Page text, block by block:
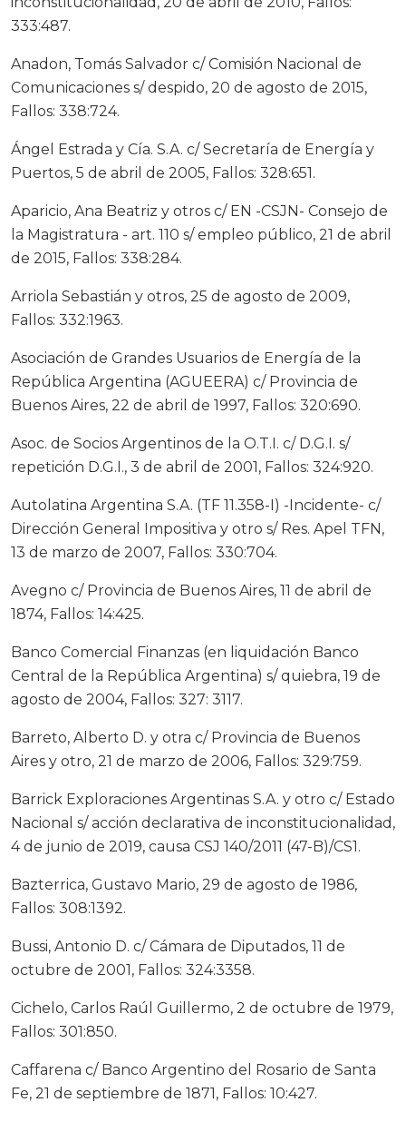
333:487.
Anadon, Tomás Salvador c/ Comisión Nacional de
Comunicaciones s/ despido, 20 de agosto de 2015,
Fallos: 338:724.
Ángel Estrada y Cía. S.A. c/ Secretaría de Energía y
Puertos, 5 de abril de 2005, Fallos: 328:651.
Aparicio, Ana Beatriz y otros c/ EN -CSJN- Consejo de
la Magistratura - art. 110 s/ empleo público, 21 de abril
de 2015, Fallos: 338:284.
Arriola Sebastián y otros, 25 de agosto de 2009,
Fallos: 332:1963.
Asociación de Grandes Usuarios de Energía de la
República Argentina (AGUEERA) c/ Provincia de
Buenos Aires, 22 de abril de 1997, Fallos: 320:690.
Asoc. de Socios Argentinos de la O.T.I. c/ D.G.I. s/
repetición D.G.I., 3 de abril de 2001, Fallos: 324:920.
Autolatina Argentina S.A. (TF 11.358-I) -Incidente- c/
Dirección General Impositiva y otro s/ Res. Apel TFN,
13 de marzo de 2007, Fallos: 330:704.
Avegno c/ Provincia de Buenos Aires, 11 de abril de
1874, Fallos: 14:425.
Banco Comercial Finanzas (en liquidación Banco
Central de la República Argentina) s/ quiebra, 19 de
agosto de 2004, Fallos: 327: 3117.
Barreto, Alberto D. y otra c/ Provincia de Buenos
Aires y otro, 21 de marzo de 2006, Fallos: 329:759.
Barrick Exploraciones Argentinas S.A. y otro c/ Estado
Nacional s/ acción declarativa de inconstitucionalidad,
4 de junio de 2019, causa CSJ 140/2011 (47-B)/CS1.
Bazterrica, Gustavo Mario, 29 de agosto de 1986,
Fallos: 308:1392.
Bussi, Antonio D. c/ Cámara de Diputados, 11 de
octubre de 2001, Fallos: 324:3358.
Cichelo, Carlos Raúl Guillermo, 2 de octubre de 1979,
Fallos: 301:850.
Caffarena c/ Banco Argentino del Rosario de Santa
Fe, 21 de septiembre de 1871, Fallos: 10:427.